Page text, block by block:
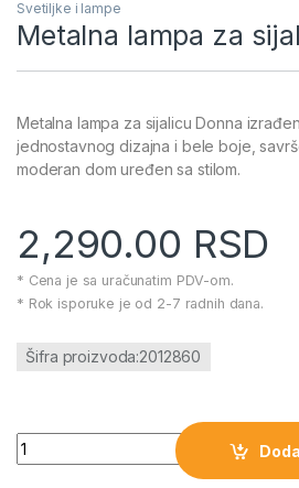
Svetiljke i lampe
Metalna lampa za
Metalna lampa za sijalicu Donna
jednostavnog dizajna i bele boje,
moderan dom uređen sa stilom.
2,290.00 RSD
* Cena je sa uračunatim PDV-om.
* Rok isporuke je od 2-7 radnih dana.
Šifra proizvoda:2012860
Metalna lampa za sijalicu Donna